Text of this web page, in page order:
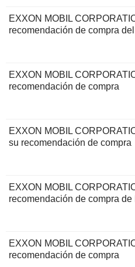
EXXON MOBIL
recomendación de compra
EXXON MOBIL
recomendación de compra
EXXON MOBIL
su recomendación de compra
EXXON MOBIL
recomendación de compra
EXXON MOBIL
recomendación de compra